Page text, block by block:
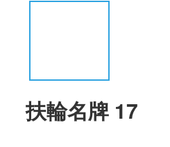
扶輪名牌 17